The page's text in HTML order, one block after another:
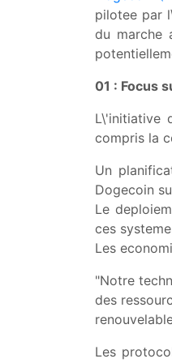
pilotee par
du marche
01 : Focus
L\'initiative
compris la
Un
Dogecoin
Le
ces
Les
"Notre
des
Les